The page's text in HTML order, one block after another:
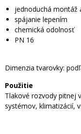
jednoduchá montáž
spájanie lepením
chemická odolnosť
PN 16
Dimenzia tvarovky:
Použitie
Tlakové rozvody pitnej
systémov, klimatizácií,